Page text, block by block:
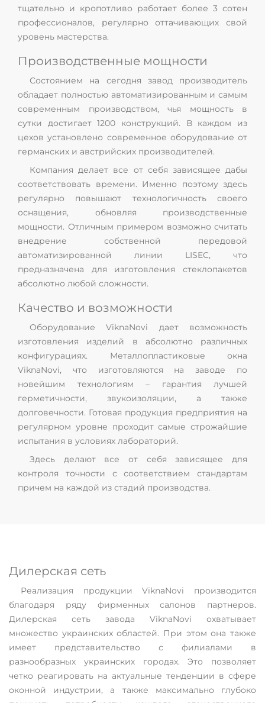
тщательно и кропотливо работает более 3 сотен
профессионалов, регулярно оттачивающих свой
уровень мастерства.
Производственные мощности
Состоянием на сегодня завод производитель
обладает полностью автоматизированным и самым
современным производством, чья мощность в
сутки достигает 1200 конструкций. В каждом из
цехов установлено современное оборудование от
германских и австрийских производителей.
Компания делает все от себя зависящее дабы
соответствовать времени. Именно поэтому здесь
регулярно повышают технологичность своего
оснащения, обновляя производственные
мощности. Отличным примером возможно считать
внедрение собственной передовой
автоматизированной линии LISEC, что
предназначена для изготовления стеклопакетов
абсолютно любой сложности.
Качество и возможности
Оборудование ViknaNovi дает возможность
изготовления изделий в абсолютно различных
конфигурациях. Металлопластиковые окна
ViknaNovi, что изготовляются на заводе по
новейшим технологиям – гарантия лучшей
герметичности, звукоизоляции, а также
долговечности. Готовая продукция предприятия на
регулярном уровне проходит самые строжайшие
испытания в условиях лабораторий.
Здесь делают все от себя зависящее для
контроля точности с соответствием стандартам
причем на каждой из стадий производства.
Дилерская сеть
Реализация продукции ViknaNovi производится
благодаря ряду фирменных салонов партнеров.
Дилерская сеть завода ViknaNovi охватывает
множество украинских областей. При этом она также
имеет представительство с филиалами в
разнообразных украинских городах. Это позволяет
четко реагировать на актуальные тенденции в сфере
оконной индустрии, а также максимально глубоко